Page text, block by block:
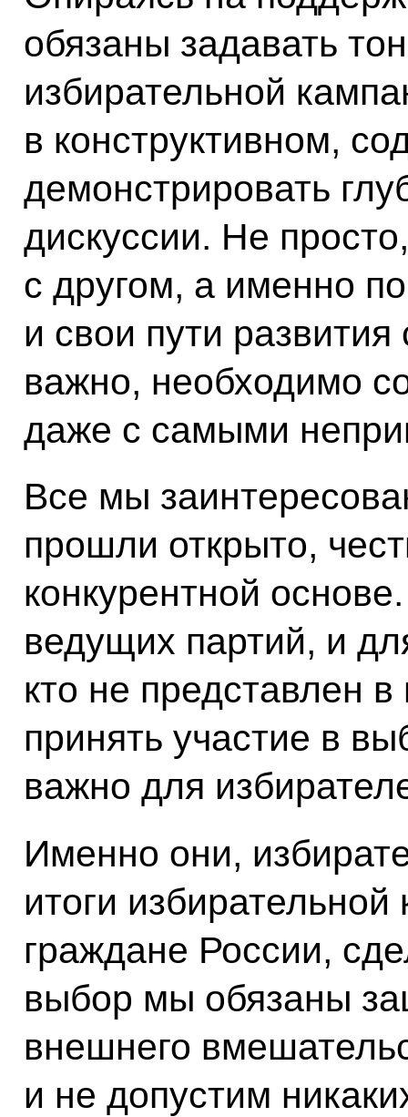
обязаны задавать
избирательной
в конструктивном,
демонстрировать
дискуссии. Не
с другом, а именно
и свои пути
важно, необходимо
даже с самыми
Все мы
прошли открыто,
конкурентной
ведущих партий, и
кто не представлен
принять участие в
важно для
Именно они,
итоги
граждане России,
выбор мы обязаны
внешнего
и не допустим